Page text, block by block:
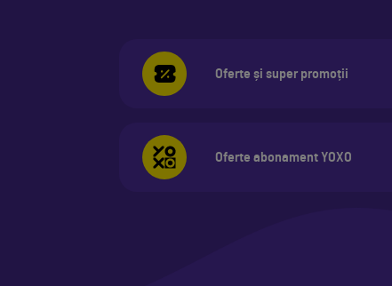
Oferte și super promoții
Oferte abonament YOXO